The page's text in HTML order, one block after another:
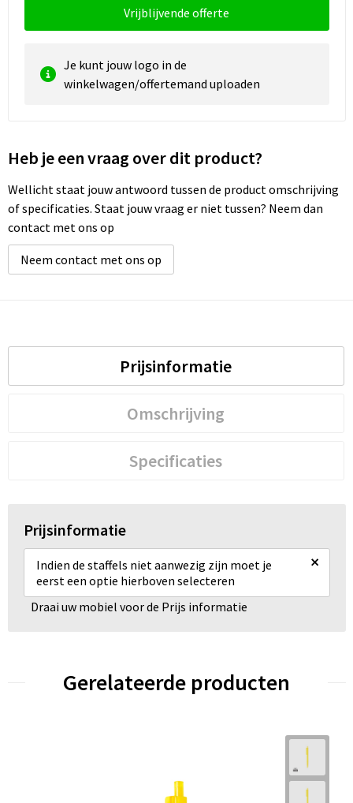
Vrijblijvende offerte
Je kunt jouw logo in de
winkelwagen/offertemand uploaden
Heb je een vraag over dit product?
Wellicht staat jouw antwoord tussen de product omschrijving
of specificaties. Staat jouw vraag er niet tussen? Neem dan
contact met ons op
Neem contact met ons op
Prijsinformatie
Omschrijving
Specificaties
Prijsinformatie
Indien de staffels niet aanwezig zijn moet je
eerst een optie hierboven selecteren
×
Draai uw mobiel voor de Prijs informatie
Gerelateerde producten